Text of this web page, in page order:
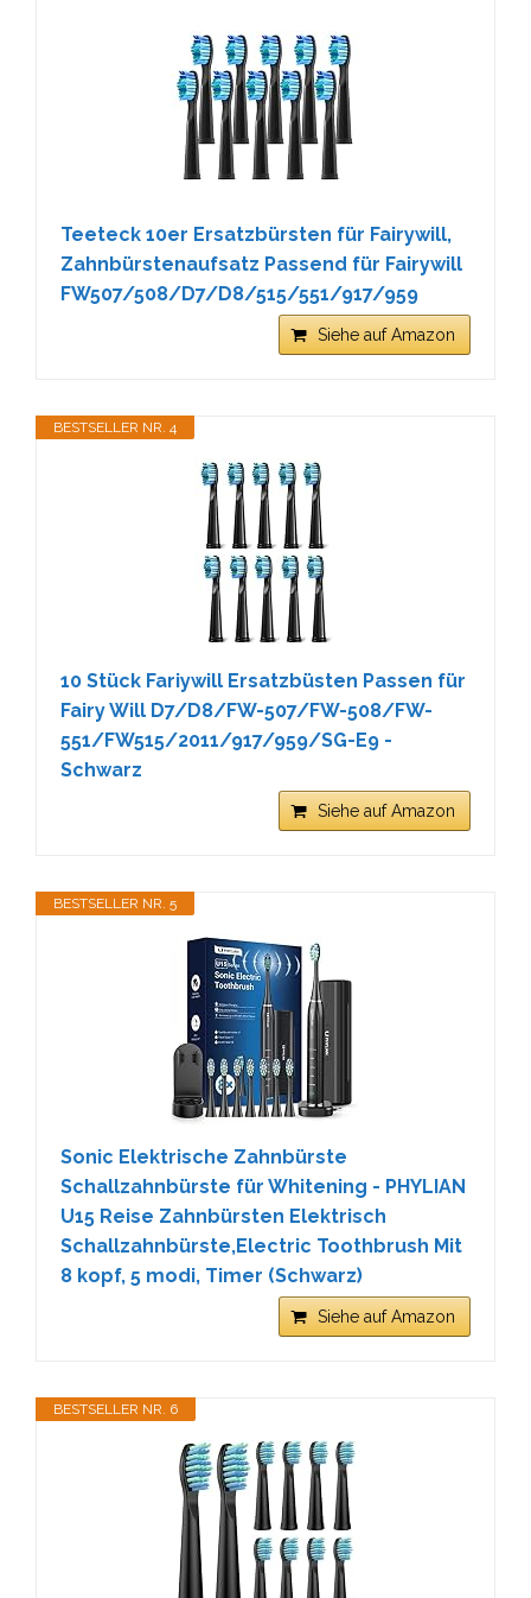
Teeteck 10er Ersatzbürsten für Fairywill,
Zahnbürstenaufsatz Passend für Fairywill
FW507/508/D7/D8/515/551/917/959
Siehe auf Amazon
BESTSELLER NR. 4
10 Stück Fariywill Ersatzbüsten Passen für
Fairy Will D7/D8/FW-507/FW-508/FW-
551/FW515/2011/917/959/SG-E9 -
Schwarz
Siehe auf Amazon
BESTSELLER NR. 5
Sonic Elektrische Zahnbürste
Schallzahnbürste für Whitening - PHYLIAN
U15 Reise Zahnbürsten Elektrisch
Schallzahnbürste,Electric Toothbrush Mit
8 kopf, 5 modi, Timer (Schwarz)
Siehe auf Amazon
BESTSELLER NR. 6